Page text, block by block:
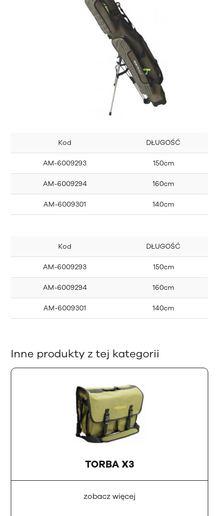
Kod DŁUGOŚĆ
AM-6009293 150cm
AM-6009294 160cm
AM-6009301 140cm
Kod DŁUGOŚĆ
AM-6009293 150cm
AM-6009294 160cm
AM-6009301 140cm
Inne produkty z tej kategorii
TORBA X3
zobacz więcej